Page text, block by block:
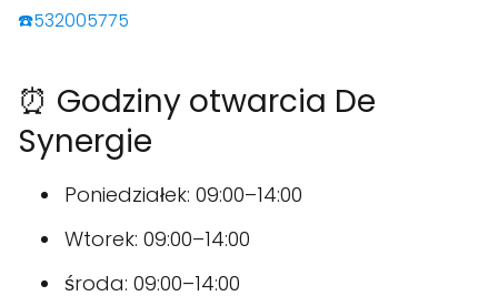
☎️532005775
⏰ Godziny otwarcia De
Synergie
Poniedziałek: 09:00–14:00
Wtorek: 09:00–14:00
środa: 09:00–14:00